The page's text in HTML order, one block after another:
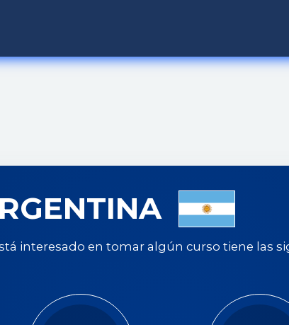
interesado en tomar algún curso tiene las